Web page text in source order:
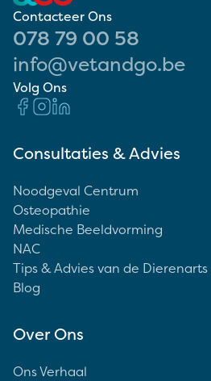
Contacteer Ons
078 79 00 58
info@vetandgo.be
Volg Ons
Consultaties & Advies
Noodgeval Centrum
Osteopathie
Medische Beeldvorming
NAC
Tips & Advies van de Dierenarts
Blog
Over Ons
Ons Verhaal